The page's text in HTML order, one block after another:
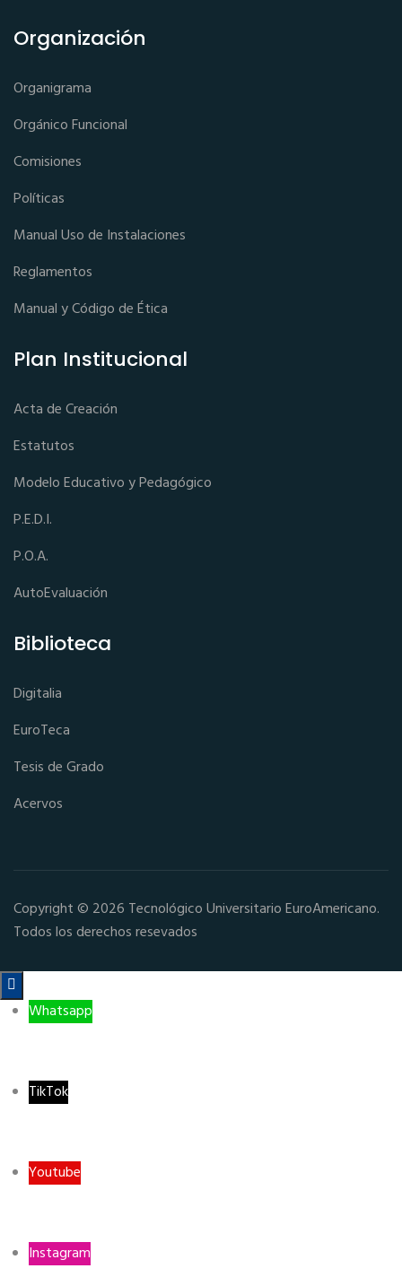
Organización
Organigrama
Orgánico Funcional
Comisiones
Políticas
Manual Uso de Instalaciones
Reglamentos
Manual y Código de Ética
Plan Institucional
Acta de Creación
Estatutos
Modelo Educativo y Pedagógico
P.E.D.I.
P.O.A.
AutoEvaluación
Biblioteca
Digitalia
EuroTeca
Tesis de Grado
Acervos
Copyright © 2026 Tecnológico Universitario EuroAmericano.
Todos los derechos resevados

Whatsapp
TikTok
Youtube
Instagram